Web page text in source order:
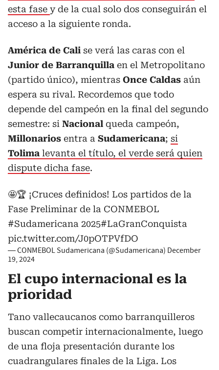
esta fase y de la cual solo dos conseguirán el
acceso a la siguiente ronda.
América de Cali se verá las caras con el
Junior de Barranquilla en el Metropolitano
(partido único), mientras Once Caldas aún
espera su rival. Recordemos que todo
depende del campeón en la final del segundo
semestre: si Nacional queda campeón,
Millonarios entra a Sudamericana; si
Tolima levanta el título, el verde será quien
dispute dicha fase.
🤩🏆 ¡Cruces definidos! Los partidos de la
Fase Preliminar de la CONMEBOL
#Sudamericana 2025#LaGranConquista
pic.twitter.com/J0pOTPVfDO
— CONMEBOL Sudamericana (@Sudamericana) December
19, 2024
El cupo internacional es la
prioridad
Tano vallecaucanos como barranquilleros
buscan competir internacionalmente, luego
de una floja presentación durante los
cuadrangulares finales de la Liga. Los